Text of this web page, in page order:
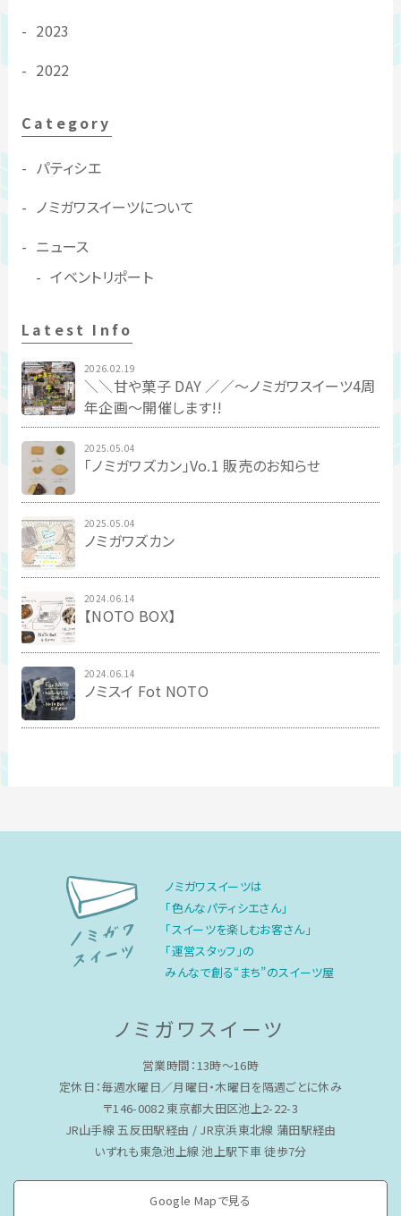
2023
2022
Category
パティシエ
ノミガワスイーツについて
ニュース
イベントリポート
Latest Info
2026.02.19
＼＼甘や菓子 DAY ／／〜ノミガワスイーツ4周
年企画〜開催します!!
2025.05.04
「ノミガワズカン」Vo.1 販売のお知らせ
2025.05.04
ノミガワズカン
2024.06.14
【NOTO BOX】
2024.06.14
ノミスイ Fot NOTO
ノミガワスイーツは
「色んなパティシエさん」
「スイーツを楽しむお客さん」
「運営スタッフ」の
みんなで創る“まち”のスイーツ屋
ノミガワスイーツ
営業時間：13時〜16時
定休日：毎週水曜日／月曜日・木曜日を隔週ごとに休み
〒146-0082 東京都大田区池上2-22-3
JR山手線 五反田駅経由 / JR京浜東北線 蒲田駅経由
いずれも東急池上線 池上駅下車 徒歩7分
Google Mapで見る